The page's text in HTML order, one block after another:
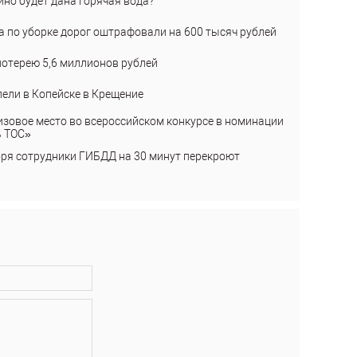
по уборке дорог оштрафовали на 600 тысяч рублей
5,6 миллионов рублей
в Копейске в Крещение
место во всероссийском конкурсе в номинации
ТОС»
сотрудники ГИБДД на 30 минут перекроют